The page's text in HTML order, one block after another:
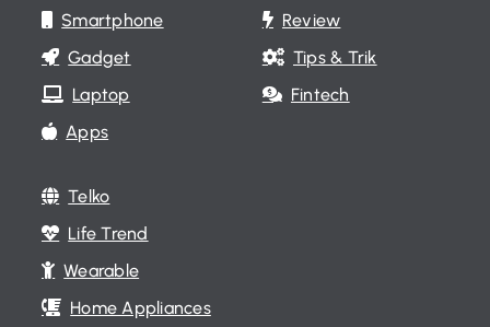
Smartphone
Gadget
Laptop
Apps
Review
Tips & Trik
Fintech
Telko
Life Trend
Wearable
Home Appliances